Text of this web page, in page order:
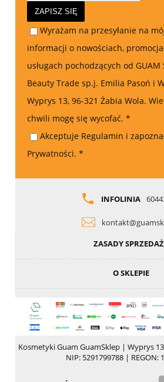
ZAPISZ SIĘ
Wyrażam na przesyłanie na
informacji o nowościach,
usługach pochodzących od
Beauty Trade sp.j. Emilia Pasoń i
Wyprys 13, 96-321 Żabia Wola.
chwili mogę się wycofać. *
Akceptuje Regulamin i
Prywatności. *
INFOLINIA
ZASADY
O SKLEPIE
Kosmetyki Guam GuamSklep | Wyprys
NIP: 5291799788 | REGON: